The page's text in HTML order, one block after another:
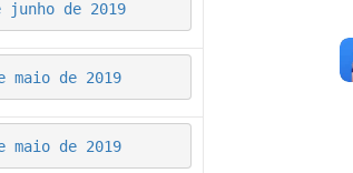
junho de 2019
maio de 2019
maio de 2019